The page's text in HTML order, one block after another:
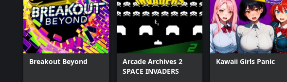
Breakout Beyond
Arcade Archives 2
SPACE INVADERS
Kawaii Girls Panic